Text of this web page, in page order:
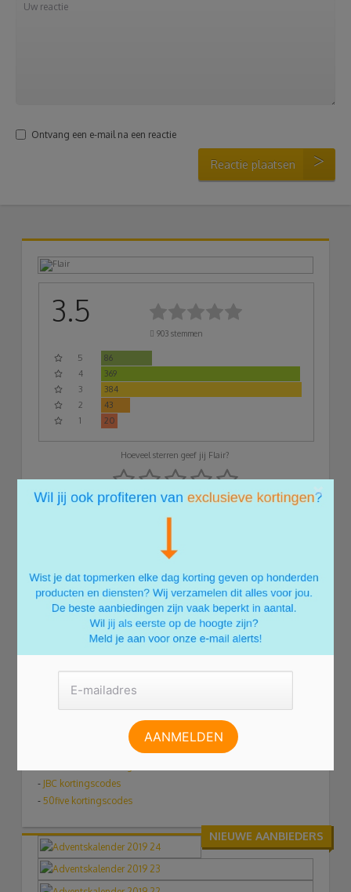
Elektronica
Korting
Ontvang een e-mail na een reactie
Reactie plaatsen
3.5
903 stemmen
5
86
4
369
3
384
2
43
1
20
Hoeveel sterren geef jij Flair?
Het magazine Flair en digitale variant www.flair.be zijn populair onder
Lekker met Flair onderuit in de zetel. Weer op zoek naar inspiratie,
maar ook gewoon even heerlijk ontspannen. Het blad staat boordevol
met actuele items op het gebied van werk, relatie, vrije tijd en nog veel
meer. Daarnaast lees je ook op Flair.be alles over gezondheid, make-up
en modetrends. De keukenprinsessen onder de lezeressen worden tevens
op hun wenken bediend. Elke dinsdag weer originele recepten.
Via Flair.be kom je aan een voordelig abonnement.
AANBEVOLEN WINKELS
Wij denken dat je de volgende
Sarenza kortingscodes
- JBC kortingscodes
-50five kortingscodes
NIEUWE AANBIEDERS
×